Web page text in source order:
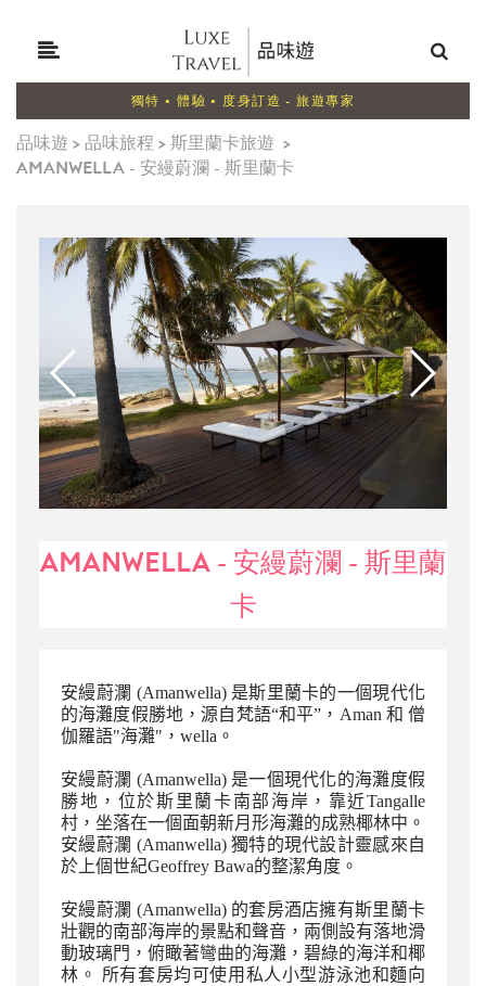
獨特 • 體驗 • 度身訂造 - 旅遊專家
品味遊 > 品味旅程 >斯里蘭卡旅遊 >
AMANWELLA - 安縵蔚瀾 - 斯里蘭卡
AMANWELLA - 安縵蔚瀾 - 斯里蘭
卡
安縵蔚瀾 (Amanwella) 是斯里蘭卡的一個現代化
的海灘度假勝地，源自梵語“和平”，Aman 和 僧
伽羅語"海灘"，wella。
安縵蔚瀾 (Amanwella) 是一個現代化的海灘度假
勝地，位於斯里蘭卡南部海岸，靠近Tangalle
村，坐落在一個面朝新月形海灘的成熟椰林中。
安縵蔚瀾 (Amanwella) 獨特的現代設計靈感來自
於上個世紀Geoffrey Bawa的整潔角度。
安縵蔚瀾 (Amanwella) 的套房酒店擁有斯里蘭卡
壯觀的南部海岸的景點和聲音，兩側設有落地滑
動玻璃門，俯瞰著彎曲的海灘，碧綠的海洋和椰
林。 所有套房均可使用私人小型游泳池和麵向